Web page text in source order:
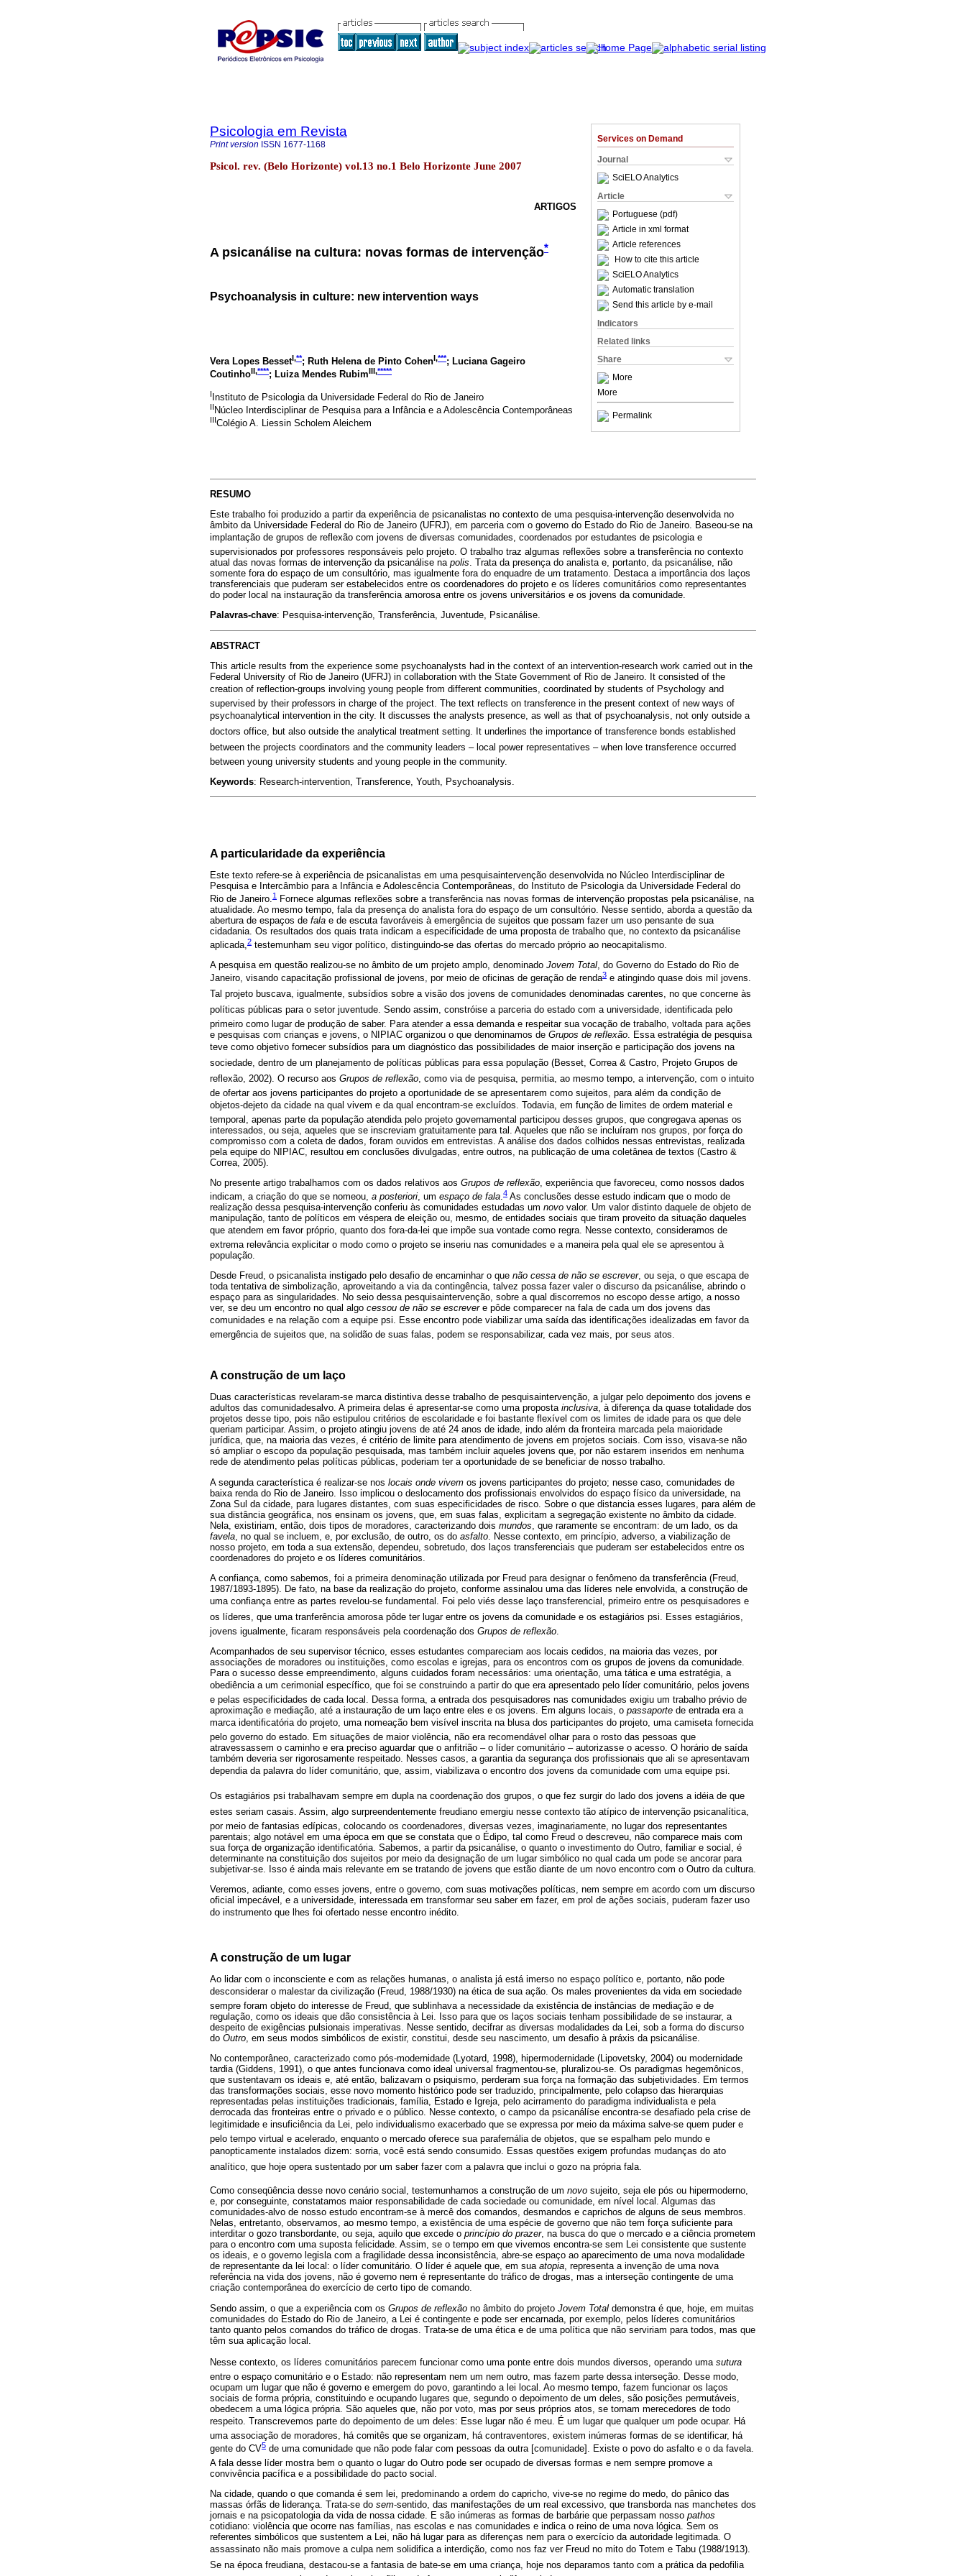
Services on Demand
Journal
SciELO Analytics
Article
Portuguese (pdf)
Article in xml format
Article references
How to cite this article
SciELO Analytics
Automatic translation
Send this article by e-mail
Indicators
Related links
Share
More
More
Permalink
Psicologia em Revista
Print version ISSN 1677-1168
Psicol. rev. (Belo Horizonte) vol.13 no.1 Belo Horizonte June 2007
ARTIGOS
A psicanálise na cultura: novas formas de intervenção*
Psychoanalysis in culture: new intervention ways
Vera Lopes BessetI,**; Ruth Helena de Pinto CohenI,***; Luciana Gageiro
CoutinhoII,****; Luiza Mendes RubimIII,*****
IInstituto de Psicologia da Universidade Federal do Rio de Janeiro
II Núcleo Interdisciplinar de Pesquisa para a Infância e a Adolescência Contemporâneas
IIIColégio A. Liessin Scholem Aleichem
RESUMO
Este trabalho foi produzido a partir da experiência de psicanalistas no contexto de uma pesquisa-intervenção desenvolvida no
âmbito da Universidade Federal do Rio de Janeiro (UFRJ), em parceria com o governo do Estado do Rio de Janeiro. Baseou-se na
implantação de grupos de reflexão com jovens de diversas comunidades, coordenados por estudantes de psicologia e
supervisionados por professores responsáveis pelo projeto. O trabalho traz algumas reflexões sobre a transferência no contexto
atual das novas formas de intervenção da psicanálise na polis. Trata da presença do analista e, portanto, da psicanálise, não
somente fora do espaço de um consultório, mas igualmente fora do enquadre de um tratamento. Destaca a importância dos laços
transferenciais que puderam ser estabelecidos entre os coordenadores do projeto e os líderes comunitários como representantes
do poder local na instauração da transferência amorosa entre os jovens universitários e os jovens da comunidade.
Palavras-chave: Pesquisa-intervenção, Transferência, Juventude, Psicanálise.
ABSTRACT
This article results from the experience some psychoanalysts had in the context of an intervention-research work carried out in the
Federal University of Rio de Janeiro (UFRJ) in collaboration with the State Government of Rio de Janeiro. It consisted of the
creation of reflection-groups involving young people from different communities, coordinated by students of Psychology and
supervised by their professors in charge of the project. The text reflects on transference in the present context of new ways of
psychoanalytical intervention in the city. It discusses the analysts presence, as well as that of psychoanalysis, not only outside a
doctors office, but also outside the analytical treatment setting. It underlines the importance of transference bonds established
between the projects coordinators and the community leaders – local power representatives – when love transference occurred
between young university students and young people in the community.
Keywords: Research-intervention, Transference, Youth, Psychoanalysis.
A particularidade da experiência
Este texto refere-se à experiência de psicanalistas em uma pesquisaintervenção desenvolvida no Núcleo Interdisciplinar de
Pesquisa e Intercâmbio para a Infância e Adolescência Contemporâneas, do Instituto de Psicologia da Universidade Federal do
Rio de Janeiro.1
Fornece algumas reflexões sobre a transferência nas novas formas de intervenção propostas pela psicanálise, na
atualidade. Ao mesmo tempo, fala da presença do analista fora do espaço de um consultório. Nesse sentido, aborda a questão da
abertura de espaços de fala e de escuta favoráveis à emergência de sujeitos que possam fazer um uso pensante de sua
cidadania. Os resultados dos quais trata indicam a especificidade de uma proposta de trabalho que, no contexto da psicanálise
aplicada, 2 testemunham seu vigor político, distinguindo-se das ofertas do mercado próprio ao neocapitalismo.
A pesquisa em questão realizou-se no âmbito de um projeto amplo, denominado Jovem Total , do Governo do Estado do Rio de
Janeiro, visando capacitação profissional de jovens, por meio de oficinas de geração de renda3 e atingindo quase dois mil jovens.
Tal projeto buscava, igualmente, subsídios sobre a visão dos jovens de comunidades denominadas carentes, no que concerne às
políticas públicas para o setor juventude. Sendo assim, constróise a parceria do estado com a universidade, identificada pelo
primeiro como lugar de produção de saber. Para atender a essa demanda e respeitar sua vocação de trabalho, voltada para ações
e pesquisas com crianças e jovens, o NIPIAC organizou o que denominamos de Grupos de reflexão. Essa estratégia de pesquisa
teve como objetivo fornecer subsídios para um diagnóstico das possibilidades de maior inserção e participação dos jovens na
sociedade, dentro de um planejamento de políticas públicas para essa população (Besset, Correa & Castro, Projeto Grupos de
reflexão, 2002). O recurso aos Grupos de reflexão, como via de pesquisa, permitia, ao mesmo tempo, a intervenção, com o intuito
de ofertar aos jovens participantes do projeto a oportunidade de se apresentarem como sujeitos, para além da condição de
objetos-dejeto da cidade na qual vivem e da qual encontram-se excluídos. Todavia, em função de limites de ordem material e
temporal, apenas parte da população atendida pelo projeto governamental participou desses grupos, que congregava apenas os
interessados, ou seja, aqueles que se inscreviam gratuitamente para tal. Aqueles que não se incluíram nos grupos, por força do
compromisso com a coleta de dados, foram ouvidos em entrevistas. A análise dos dados colhidos nessas entrevistas, realizada
pela equipe do NIPIAC, resultou em conclusões divulgadas, entre outros, na publicação de uma coletânea de textos (Castro &
Correa, 2005).
No presente artigo trabalhamos com os dados relativos aos Grupos de reflexão, experiência que favoreceu, como nossos dados
indicam, a criação do que se nomeou, a posteriori , um espaço de fala 4 As conclusões desse estudo indicam que o modo de
realização dessa pesquisa-intervenção conferiu às comunidades estudadas um novo valor. Um valor distinto daquele de objeto de
manipulação, tanto de políticos em véspera de eleição ou, mesmo, de entidades sociais que tiram proveito da situação daqueles
que atendem em favor próprio, quanto dos fora-da-lei que impõe sua vontade como regra. Nesse contexto, consideramos de
extrema relevância explicitar o modo como o projeto se inseriu nas comunidades e a maneira pela qual ele se apresentou à
população.
Desde Freud, o psicanalista instigado pelo desafio de encaminhar o que não cessa de não se escrever, ou seja, o que escapa de
toda tentativa de simbolização, aproveitando a via da contingência, talvez possa fazer valer o discurso da psicanálise, abrindo o
espaço para as singularidades. No seio dessa pesquisaintervenção, sobre a qual discorremos no escopo desse artigo, a nosso
ver, se deu um encontro no qual algo cessou de não se escrevere pôde comparecer na fala de cada um dos jovens das
comunidades e na relação com a equipe psi. Esse encontro pode viabilizar uma saída das identificações idealizadas em favor da
emergência de sujeitos que, na solidão de suas falas, podem se responsabilizar, cada vez mais, por seus atos.
A construção de um laço
Duas características revelaram-se marca distintiva desse trabalho de pesquisaintervenção, a julgar pelo depoimento dos jovens e
adultos das comunidadesalvo. A primeira delas é apresentar-se como uma proposta inclusiva, à diferença da quase totalidade dos
projetos desse tipo, pois não estipulou critérios de escolaridade e foi bastante flexível com os limites de idade para os que dele
queriam participar. Assim, o projeto atingiu jovens de até 24 anos de idade, indo além da fronteira marcada pela maioridade
jurídica, que, na maioria das vezes, é critério de limite para atendimento de jovens em projetos sociais. Com isso, visava-se não
só ampliar o escopo da população pesquisada, mas também incluir aqueles jovens que, por não estarem inseridos em nenhuma
rede de atendimento pelas políticas públicas, poderiam ter a oportunidade de se beneficiar de nosso trabalho.
A segunda característica é realizar-se nos locais onde vivem os jovens participantes do projeto; nesse caso, comunidades de
baixa renda do Rio de Janeiro. Isso implicou o deslocamento dos profissionais envolvidos do espaço físico da universidade, na
Zona Sul da cidade, para lugares distantes, com suas especificidades de risco. Sobre o que distancia esses lugares, para além de
sua distância geográfica, nos ensinam os jovens, que, em suas falas, explicitam a segregação existente no âmbito da cidade.
Nela, existiriam, então, dois tipos de moradores, caracterizando dois mundos , que raramente se encontram: de um lado, os da
favela , no qual se incluem, e, por exclusão, de outro, os do asfalto . Nesse contexto, em princípio, adverso, a viabilização de
nosso projeto, em toda a sua extensão, dependeu, sobretudo, dos laços transferenciais que puderam ser estabelecidos entre os
coordenadores do projeto e os líderes comunitários.
A confiança, como sabemos, foi a primeira denominação utilizada por Freud para designar o fenômeno da transferência (Freud,
1987/1893-1895). De fato, na base da realização do projeto, conforme assinalou uma das líderes nele envolvida, a construção de
uma confiança entre as partes revelou-se fundamental. Foi pelo viés desse laço transferencial, primeiro entre os pesquisadores e
os líderes, que uma tranferência amorosa pôde ter lugar entre os jovens da comunidade e os estagiários psi. Esses estagiários,
jovens igualmente, ficaram responsáveis pela coordenação dos Grupos de reflexão
Acompanhados de seu supervisor técnico, esses estudantes compareciam aos locais cedidos, na maioria das vezes, por
associações de moradores ou instituições, como escolas e igrejas, para os encontros com os grupos de jovens da comunidade.
Para o sucesso desse empreendimento, alguns cuidados foram necessários: uma orientação, uma tática e uma estratégia, a
obediência a um cerimonial específico, que foi se construindo a partir do que era apresentado pelo líder comunitário, pelos jovens
e pelas especificidades de cada local. Dessa forma, a entrada dos pesquisadores nas comunidades exigiu um trabalho prévio de
aproximação e mediação, até a instauração de um laço entre eles e os jovens. Em alguns locais, o passaporte de entrada era a
marca identificatória do projeto, uma nomeação bem visível inscrita na blusa dos participantes do projeto, uma camiseta fornecida
pelo governo do estado. Em situações de maior violência, não era recomendável olhar para o rosto das pessoas que
atravessassem o caminho e era preciso aguardar que o anfitrião – o líder comunitário – autorizasse o acesso. O horário de saída
também deveria ser rigorosamente respeitado. Nesses casos, a garantia da segurança dos profissionais que ali se apresentavam
dependia da palavra do líder comunitário, que, assim, viabilizava o encontro dos jovens da comunidade com uma equipe psi.
Os estagiários psi trabalhavam sempre em dupla na coordenação dos grupos, o que fez surgir do lado dos jovens a idéia de que
estes seriam casais. Assim, algo surpreendentemente freudiano emergiu nesse contexto tão atípico de intervenção psicanalítica,
por meio de fantasias edípicas, colocando os coordenadores, diversas vezes, imaginariamente, no lugar dos representantes
parentais; algo notável em uma época em que se constata que o Édipo, tal como Freud o descreveu, não comparece mais com
sua força de organização identificatória. Sabemos, a partir da psicanálise, o quanto o investimento do Outro, familiar e social, é
determinante na constituição dos sujeitos por meio da designação de um lugar simbólico no qual cada um pode se ancorar para
subjetivar-se. Isso é ainda mais relevante em se tratando de jovens que estão diante de um novo encontro com o Outro da cultura.
Veremos, adiante, como esses jovens, entre o governo, com suas motivações políticas, nem sempre em acordo com um discurso
oficial impecável, e a universidade, interessada em transformar seu saber em fazer, em prol de ações sociais, puderam fazer uso
do instrumento que lhes foi ofertado nesse encontro inédito.
A construção de um lugar
Ao lidar com o inconsciente e com as relações humanas, o analista já está imerso no espaço político e, portanto, não pode
desconsiderar o malestar da civilização (Freud, 1988/1930) na ética de sua ação. Os males provenientes da vida em sociedade
sempre foram objeto do interesse de Freud, que sublinhava a necessidade da existência de instâncias de mediação e de
regulação, como os ideais que dão consistência à Lei. Isso para que os laços sociais tenham possibilidade de se instaurar, a
despeito de exigências pulsionais imperativas. Nesse sentido, decifrar as diversas modalidades da Lei, sob a forma do discurso
do Outro , em seus modos simbólicos de existir, constitui, desde seu nascimento, um desafio à práxis da psicanálise.
No contemporâneo, caracterizado como pós-modernidade (Lyotard, 1998), hipermodernidade (Lipovetsky, 2004) ou modernidade
tardia (Giddens, 1991), o que antes funcionava como ideal universal fragmentou-se, pluralizou-se. Os paradigmas hegemônicos,
que sustentavam os ideais e, até então, balizavam o psiquismo, perderam sua força na formação das subjetividades. Em termos
das transformações sociais, esse novo momento histórico pode ser traduzido, principalmente, pelo colapso das hierarquias
representadas pelas instituições tradicionais, família, Estado e Igreja, pelo acirramento do paradigma individualista e pela
derrocada das fronteiras entre o privado e o público. Nesse contexto, o campo da psicanálíse encontra-se desafiado pela crise de
legitimidade e insuficiência da Lei, pelo individualismo exacerbado que se expressa por meio da máxima salve-se quem puder e
pelo tempo virtual e acelerado, enquanto o mercado oferece sua parafernália de objetos, que se espalham pelo mundo e
panopticamente instalados dizem: sorria, você está sendo consumido. Essas questões exigem profundas mudanças do ato
analítico, que hoje opera sustentado por um saber fazer com a palavra que inclui o gozo na própria fala.
Como conseqüência desse novo cenário social, testemunhamos a construção de um novo sujeito, seja ele pós ou hipermoderno,
e, por conseguinte, constatamos maior responsabilidade de cada sociedade ou comunidade, em nível local. Algumas das
comunidades-alvo de nosso estudo encontram-se à mercê dos comandos, desmandos e caprichos de alguns de seus membros.
Nelas, entretanto, observamos, ao mesmo tempo, a existência de uma espécie de governo que não tem força suficiente para
interditar o gozo transbordante, ou seja, aquilo que excede o princípio do prazer, na busca do que o mercado e a ciência prometem
para o encontro com uma suposta felicidade. Assim, se o tempo em que vivemos encontra-se sem Lei consistente que sustente
os ideais, e o governo legisla com a fragilidade dessa inconsistência, abre-se espaço ao aparecimento de uma nova modalidade
de representante da lei local: o líder comunitário. O líder é aquele que, em sua atopia, representa a invenção de uma nova
referência na vida dos jovens, não é governo nem é representante do tráfico de drogas, mas a interseção contingente de uma
criação contemporânea do exercício de certo tipo de comando.
Sendo assim, o que a experiência com os Grupos de reflexão no âmbito do projeto Jovem Total demonstra é que, hoje, em muitas
comunidades do Estado do Rio de Janeiro, a Lei é contingente e pode ser encarnada, por exemplo, pelos líderes comunitários
tanto quanto pelos comandos do tráfico de drogas. Trata-se de uma ética e de uma política que não serviriam para todos, mas que
têm sua aplicação local.
Nesse contexto, os líderes comunitários parecem funcionar como uma ponte entre dois mundos diversos, operando uma sutura
entre o espaço comunitário e o Estado: não representam nem um nem outro, mas fazem parte dessa interseção. Desse modo,
ocupam um lugar que não é governo e emergem do povo, garantindo a lei local. Ao mesmo tempo, fazem funcionar os laços
sociais de forma própria, constituindo e ocupando lugares que, segundo o depoimento de um deles, são posições permutáveis,
obedecem a uma lógica própria. São aqueles que, não por voto, mas por seus próprios atos, se tornam merecedores de todo
respeito. Transcrevemos parte do depoimento de um deles: Esse lugar não é meu. É um lugar que qualquer um pode ocupar. Há
uma associação de moradores, há comitês que se organizam, há contraventores, existem inúmeras formas de se identificar, há
gente do CV5 de uma comunidade que não pode falar com pessoas da outra [comunidade]. Existe o povo do asfalto e o da favela.
A fala desse líder mostra bem o quanto o lugar do Outro pode ser ocupado de diversas formas e nem sempre promove a
convivência pacífica e a possibilidade do pacto social.
Na cidade, quando o que comanda é sem lei, predominando a ordem do capricho, vive-se no regime do medo, do pânico das
massas órfãs de liderança. Trata-se do sem-sentido, das manifestações de um real excessivo, que transborda nas manchetes dos
jornais e na psicopatologia da vida de nossa cidade. E são inúmeras as formas de barbárie que perpassam nosso pathos
cotidiano: violência que ocorre nas famílias, nas escolas e nas comunidades e indica o reino de uma nova lógica. Sem os
referentes simbólicos que sustentem a Lei, não há lugar para as diferenças nem para o exercício da autoridade legitimada. O
assassinato não mais promove a culpa nem solidifica a interdição, como nos faz ver Freud no mito do Totem e Tabu (1988/1913).
Se na época freudiana, destacou-se a fantasia de bate-se em uma criança, hoje nos deparamos tanto com a prática da pedofilia